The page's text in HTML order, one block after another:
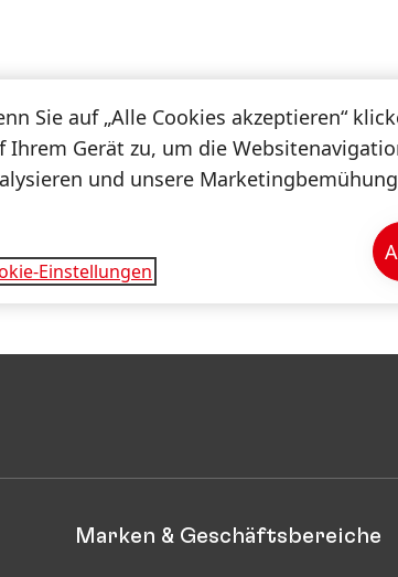
Marken & Geschäftsbereiche
Sie auf „Alle Cookies akzeptieren“
Ihrem Gerät zu, um die
und unsere
Einstellungen